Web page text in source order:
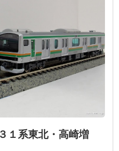
１系東北・高崎増